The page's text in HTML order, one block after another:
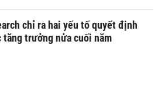
chỉ ra hai yếu tố quyết định
trưởng nửa cuối năm